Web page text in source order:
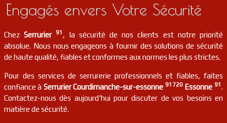
Engagés envers Votre Sécurité
ChezSerrurier91 , la sécurité de nos clients est notre priorité
absolue. Nous nous engageons à fournir des solutions de sécurité
de haute qualité, fiables et conformes aux normes les plus strictes.
Pour des services de serrurerie professionnels et fiables, faites
confiance à Serrurier Courdimanche-sur-essonne 91720 Essonne 91.
Contactez-nous dès aujourd'hui pour discuter de vos besoins en
matière de sécurité.